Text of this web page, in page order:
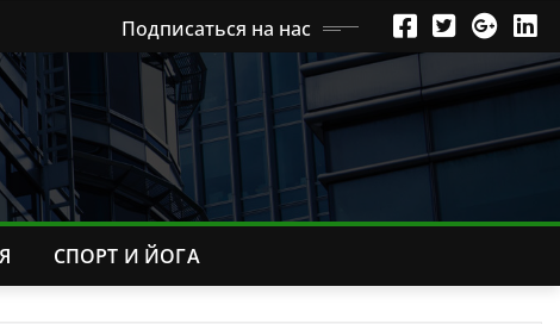
Подписаться на нас
СПОРТ И ЙОГА